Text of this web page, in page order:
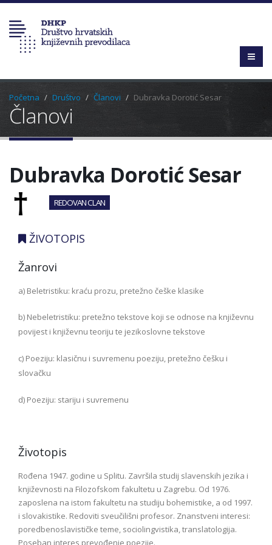
Početna Društvo Članovi Dubravka Dorotić Sesar
Članovi
Dubravka Dorotić Sesar
REDOVAN CLAN
ŽIVOTOPIS
Žanrovi
a) Beletristiku: kraću prozu, pretežno češke klasike
b) Nebeletristiku: pretežno tekstove koji se odnose na književnu
povijest i književnu teoriju te jezikoslovne tekstove
c) Poeziju: klasičnu i suvremenu poeziju, pretežno češku i
slovačku
d) Poeziju: stariju i suvremenu
Životopis
Rođena 1947. godine u Splitu. Završila studij slavenskih jezika i
književnosti na Filozofskom fakultetu u Zagrebu. Od 1976.
zaposlena na istom fakultetu na studiju bohemistike, a od 1997.
i slovakistike. Redoviti sveučilišni profesor. Znanstveni interesi:
poredbenoslavističke teme, sociolingvistika, translatologija.
Poseban interes prevođenje poezije.